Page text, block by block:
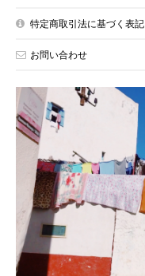
特定商取引法に基づく表記
お問い合わせ